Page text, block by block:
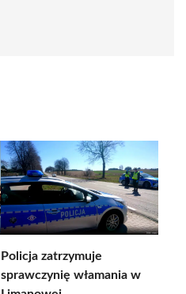
Policja zatrzymuje
sprawczynię włamania w